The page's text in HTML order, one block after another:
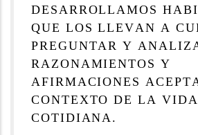
DESARROLLAMOS
QUE LOS LLEVAN A
PREGUNTAR Y
RAZONAMIENTOS Y
AFIRMACIONES
CONTEXTO DE LA VIDA
COTIDIANA.